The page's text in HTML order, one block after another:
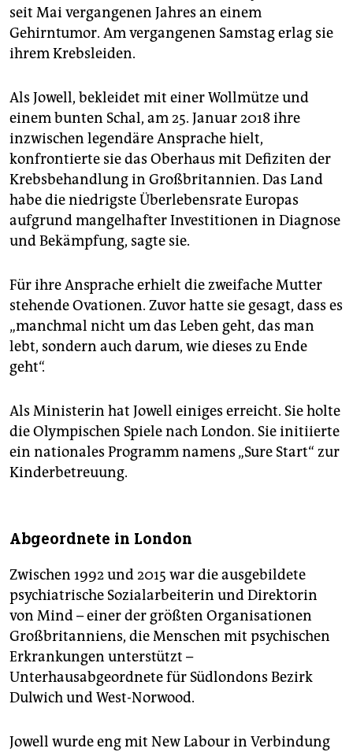
seit Mai vergangenen Jahres an einem
Gehirntumor. Am vergangenen Samstag erlag sie
ihrem Krebsleiden.
Als Jowell, bekleidet mit einer Wollmütze und
einem bunten Schal, am 25. Januar 2018 ihre
inzwischen legendäre Ansprache hielt,
konfrontierte sie das Oberhaus mit Defiziten der
Krebsbehandlung in Großbritannien. Das Land
habe die niedrigste Überlebensrate Europas
aufgrund mangelhafter Investitionen in Diagnose
und Bekämpfung, sagte sie.
Für ihre Ansprache erhielt die zweifache Mutter
stehende Ovationen. Zuvor hatte sie gesagt, dass es
„manchmal nicht um das Leben geht, das man
lebt, sondern auch darum, wie dieses zu Ende
geht“.
Als Ministerin hat Jowell einiges erreicht. Sie holte
die Olympischen Spiele nach London. Sie initiierte
ein nationales Programm namens „Sure Start“ zur
Kinderbetreuung.
Abgeordnete in London
Zwischen 1992 und 2015 war die ausgebildete
psychiatrische Sozialarbeiterin und Direktorin
von Mind – einer der größten Organisationen
Großbritanniens, die Menschen mit psychischen
Erkrankungen unterstützt –
Unterhausabgeordnete für Südlondons Bezirk
Dulwich und West-Norwood.
Jowell wurde eng mit New Labour in Verbindung